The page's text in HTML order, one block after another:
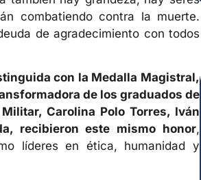
combatiendo contra la muerte.
de agradecimiento con todos
con la Medalla Magistral,
de los graduados de
Carolina Polo Torres, Iván
recibieron este mismo honor,
líderes en ética, humanidad y